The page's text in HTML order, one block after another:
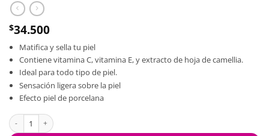
$34.500
Matifica y sella tu piel
Contiene vitamina C, vitamina E, y extracto de hoja de camellia.
Ideal para todo tipo de piel.
Sensación ligera sobre la piel
Efecto piel de porcelana
Polvos sueltos OG quantity